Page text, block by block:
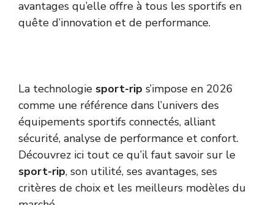
avantages qu’elle offre à tous les sportifs en
quête d’innovation et de performance.
La technologie sport-rip s’impose en 2026
comme une référence dans l’univers des
équipements sportifs connectés, alliant
sécurité, analyse de performance et confort.
Découvrez ici tout ce qu’il faut savoir sur le
sport-rip, son utilité, ses avantages, ses
critères de choix et les meilleurs modèles du